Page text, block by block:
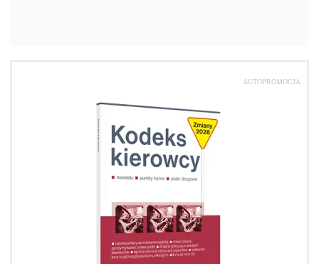
AUTOPROMOCJA